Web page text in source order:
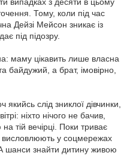
Тому, коли під час
Дейзі Мейсон зникає із
під підозру.
маму цікавить лише власна
байдужий, а брат, імовірно,
слід зниклої дівчинки,
ніхто нічого не бачив,
тій вечірці. Поки триває
висловлюють у соцмережах
шанси знайти дитину живою